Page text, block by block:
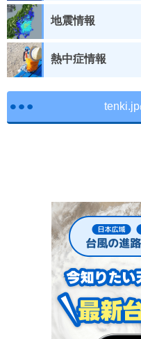
地震情報
熱中症情報